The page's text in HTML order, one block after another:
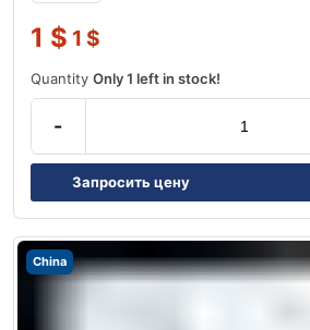
1 $ 1 $
Quantity Only 1 left in stock!
-
Запросить цену
China